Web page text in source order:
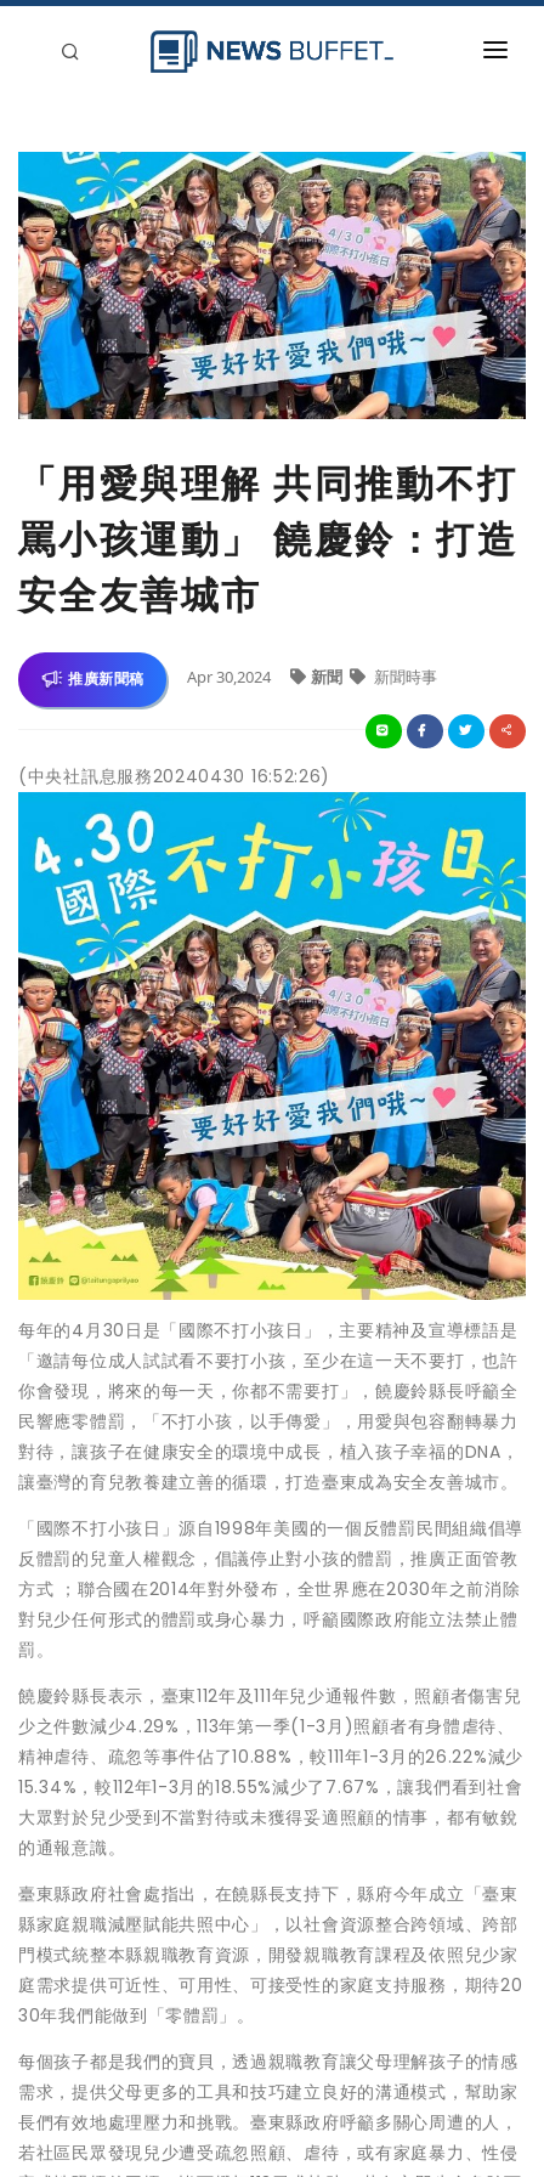
新聞稿分類
登入
刊登
「用愛與理解 共同推動不打
罵小孩運動」 饒慶鈴：打造
安全友善城市
推廣新聞稿 Apr 30,2024 新聞 新聞時事
(中央社訊息服務20240430 16:52:26)
每年的4月30日是「國際不打小孩日」，主要精神及宣導標語是
「邀請每位成人試試看不要打小孩，至少在這一天不要打，也許
你會發現，將來的每一天，你都不需要打」，饒慶鈴縣長呼籲全
民響應零體罰，「不打小孩，以手傳愛」，用愛與包容翻轉暴力
對待，讓孩子在健康安全的環境中成長，植入孩子幸福的DNA，
讓臺灣的育兒教養建立善的循環，打造臺東成為安全友善城市。
「國際不打小孩日」源自1998年美國的一個反體罰民間組織倡導
反體罰的兒童人權觀念，倡議停止對小孩的體罰，推廣正面管教
方式 ；聯合國在2014年對外發布，全世界應在2030年之前消除
對兒少任何形式的體罰或身心暴力，呼籲國際政府能立法禁止體
罰。
饒慶鈴縣長表示，臺東112年及111年兒少通報件數，照顧者傷害兒
少之件數減少4.29%，113年第一季(1-3月)照顧者有身體虐待、
精神虐待、疏忽等事件佔了10.88%，較111年1-3月的26.22%減少
15.34%，較112年1-3月的18.55%減少了7.67%，讓我們看到社會
大眾對於兒少受到不當對待或未獲得妥適照顧的情事，都有敏銳
的通報意識。
臺東縣政府社會處指出，在饒縣長支持下，縣府今年成立「臺東
縣家庭親職減壓賦能共照中心」，以社會資源整合跨領域、跨部
門模式統整本縣親職教育資源，開發親職教育課程及依照兒少家
庭需求提供可近性、可用性、可接受性的家庭支持服務，期待20
30年我們能做到「零體罰」。
每個孩子都是我們的寶貝，透過親職教育讓父母理解孩子的情感
需求，提供父母更多的工具和技巧建立良好的溝通模式，幫助家
長們有效地處理壓力和挑戰。臺東縣政府呼籲多關心周遭的人，
若社區民眾發現兒少遭受疏忽照顧、虐待，或有家庭暴力、性侵